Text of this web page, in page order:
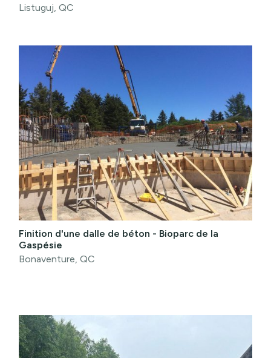
Listuguj, QC
Finition d'une dalle de béton - Bioparc de la
Gaspésie
Bonaventure, QC